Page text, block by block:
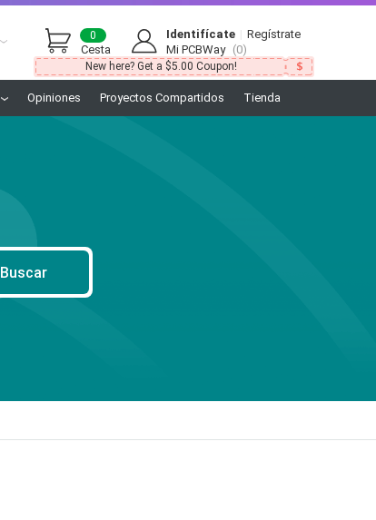
Cesta
0 Identifícate
Regístrate
Mi PCBWay (0)
New here? Get a $5.00 Coupon!
Opiniones Proyectos Compartidos Tienda
Buscar